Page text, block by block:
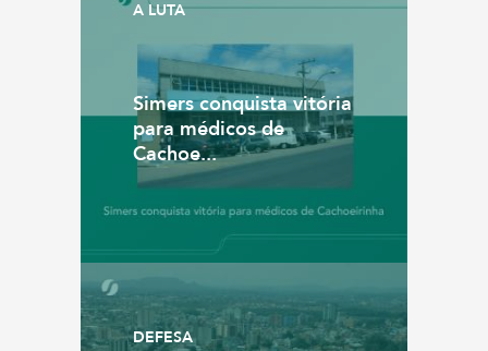
A LUTA
Simers conquista vitória
para médicos de
Cachoe...
DEFESA